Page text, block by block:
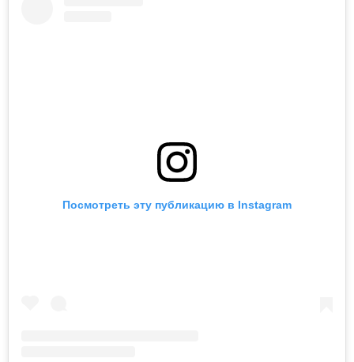
Посмотреть эту публикацию в Instagram